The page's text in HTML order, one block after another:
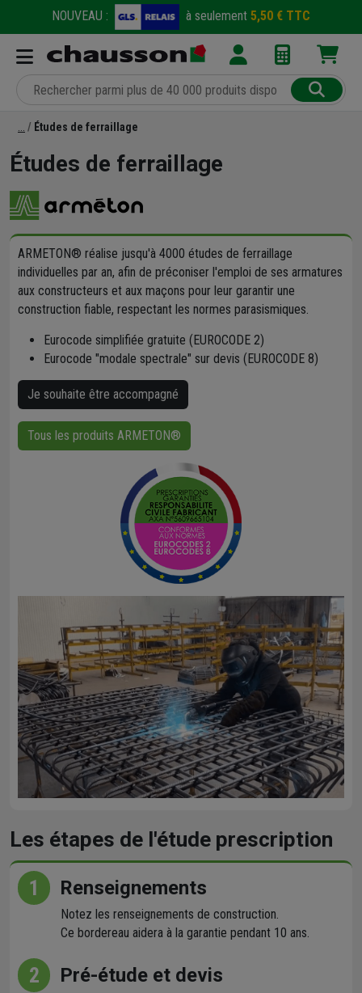
NOUVEAU : à seulement 5,50 € TTC
Études de ferraillage
Études de ferraillage
ARMETON® réalise jusqu'à 4000 études de ferraillage
individuelles par an, afin de préconiser l'emploi de ses armatures
aux constructeurs et aux maçons pour leur garantir une
construction fiable, respectant les normes parasismiques.
Eurocode simplifiée gratuite (EUROCODE 2)
Eurocode "modale spectrale" sur devis (EUROCODE 8)
Je souhaite être accompagné
Tous les produits ARMETON®
Les étapes de l'étude prescription
1
Renseignements
Notez les renseignements de construction.
Ce bordereau aidera à la garantie pendant 10 ans.
2 Pré-étude et devis